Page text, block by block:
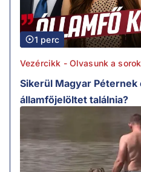
1 perc
Vezércikk - Olvasunk a
Sikerül Magyar
államfőjelöltet találnia?